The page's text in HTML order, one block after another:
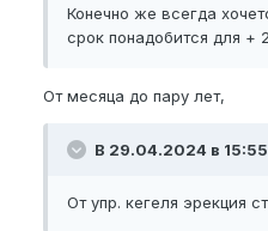
Конечно же всегда
срок понадобится для +
От месяца до пару лет,
В 29.04.2024 в
От упр. кегеля эрекция